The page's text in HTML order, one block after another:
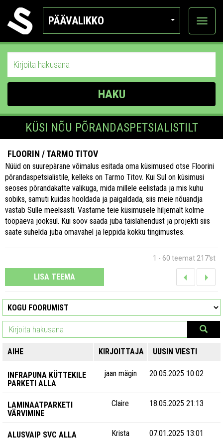
PÄÄVALIKKO
Näytä
HAKU
KÜSI NÕU PÕRANDASPETSIALISTILT
FLOORIN / TARMO TITOV
Nüüd on suurepärane võimalus esitada oma küsimused otse Floorini
põrandaspetsialistile, kelleks on Tarmo Titov. Kui Sul on küsimusi
seoses põrandakatte valikuga, mida millele eelistada ja mis kuhu
sobiks, samuti kuidas hooldada ja paigaldada, siis meie nõuandja
vastab Sulle meelsasti. Vastame teie küsimusele hiljemalt kolme
tööpäeva jooksul. Kui soov saada juba täislahendust ja projekti siis
saate suhelda juba omavahel ja leppida kokku tingimustes.
1 - 60 teemat 217'st
LISA TEEMA
AIHE KIRJOITTAJA UUSIN VIESTI
INFRAPUNA KÜTTEKILE
PARKETI ALLA
jaan mägin 20.05.2025 10:02
LAMINAATPARKETI
VÄRVIMINE
Claire 18.05.2025 21:13
ALUSVAIP SVC ALLA Krista 07.01.2025 13:01